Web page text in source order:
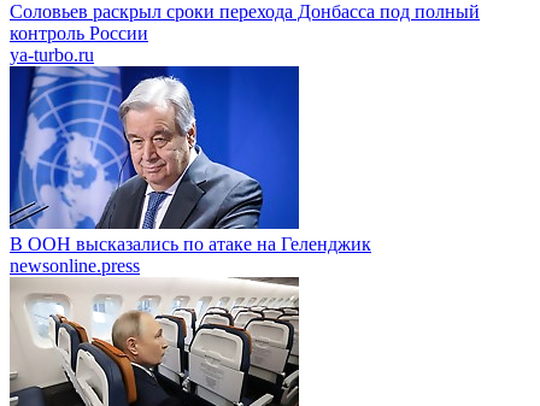
Соловьев раскрыл сроки перехода Донбасса под полный
контроль России
ya-turbo.ru
В ООН высказались по атаке на Геленджик
newsonline.press